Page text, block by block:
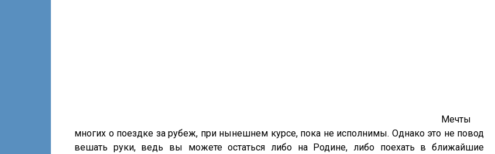
Мечты
многих о поездке за рубеж, при нынешнем курсе, пока не исполнимы. Однако это не повод
вешать руки, ведь вы можете остаться либо на Родине, либо поехать в ближайшие